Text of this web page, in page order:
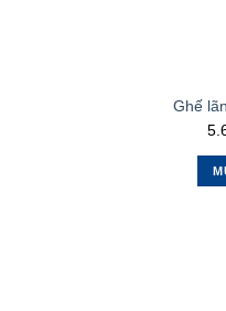
Ghế